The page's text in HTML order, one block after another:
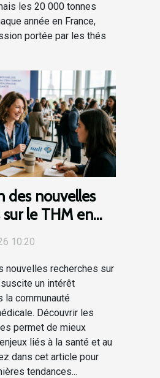
les 20 000 tonnes
année en France,
portée par les thés
des nouvelles
le THM en
10:20
nouvelles recherches sur
un intérêt
la communauté
Découvrir les
permet de mieux
liés à la santé et au
dans cet article pour
tendances...